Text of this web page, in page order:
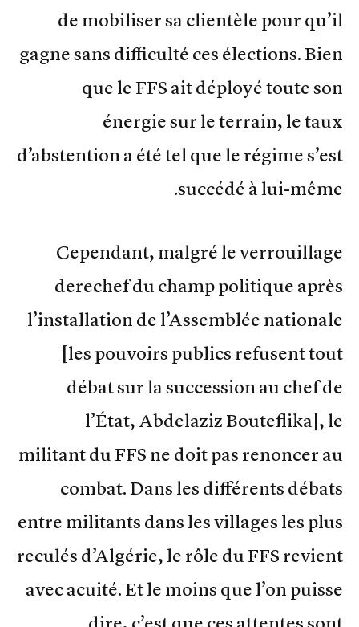
de mobiliser sa clientèle pour qu’il
gagne sans difficulté ces élections. Bien
que le FFS ait déployé toute son
énergie sur le terrain, le taux
d’abstention a été tel que le régime s’est
succédé à lui-même.
Cependant, malgré le verrouillage
derechef du champ politique après
l’installation de l’Assemblée nationale
[les pouvoirs publics refusent tout
débat sur la succession au chef de
l’État, Abdelaziz Bouteflika], le
militant du FFS ne doit pas renoncer au
combat. Dans les différents débats
entre militants dans les villages les plus
reculés d’Algérie, le rôle du FFS revient
avec acuité. Et le moins que l’on puisse